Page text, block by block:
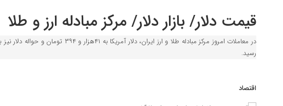
قیمت دلار/ بازار دلار/ مرکز مبادله ارز و طلا
رسید.
اقتصاد